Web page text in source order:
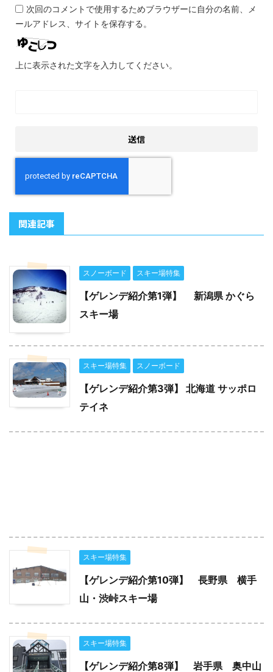
次回のコメントで使用するためブラウザーに自分の名前、メ
ールアドレス、サイトを保存する。
上に表示された文字を入力してください。
関連記事
スノーボード スキー場特集
【ゲレンデ紹介第1弾】 新潟県 かぐら
スキー場
スキー場特集 スノーボード
【ゲレンデ紹介第3弾】 北海道 サッポロ
テイネ
スキー場特集
【ゲレンデ紹介第10弾】 長野県 横手
山・渋峠スキー場
スキー場特集
【ゲレンデ紹介第8弾】 岩手県 奥中山